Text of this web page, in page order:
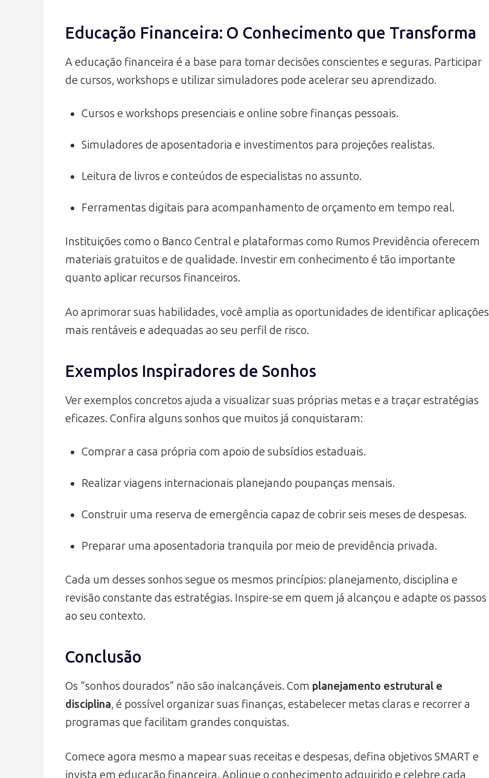
Educação Financeira: O Conhecimento que Transforma
A educação financeira é a base para tomar decisões conscientes e seguras. Participar
de cursos, workshops e utilizar simuladores pode acelerar seu aprendizado.
Cursos e workshops presenciais e online sobre finanças pessoais.
Simuladores de aposentadoria e investimentos para projeções realistas.
Leitura de livros e conteúdos de especialistas no assunto.
Ferramentas digitais para acompanhamento de orçamento em tempo real.
Instituições como o Banco Central e plataformas como Rumos Previdência oferecem
materiais gratuitos e de qualidade. Investir em conhecimento é tão importante
quanto aplicar recursos financeiros.
Ao aprimorar suas habilidades, você amplia as oportunidades de identificar aplicações
mais rentáveis e adequadas ao seu perfil de risco.
Exemplos Inspiradores de Sonhos
Ver exemplos concretos ajuda a visualizar suas próprias metas e a traçar estratégias
eficazes. Confira alguns sonhos que muitos já conquistaram:
Comprar a casa própria com apoio de subsídios estaduais.
Realizar viagens internacionais planejando poupanças mensais.
Construir uma reserva de emergência capaz de cobrir seis meses de despesas.
Preparar uma aposentadoria tranquila por meio de previdência privada.
Cada um desses sonhos segue os mesmos princípios: planejamento, disciplina e
revisão constante das estratégias. Inspire-se em quem já alcançou e adapte os passos
ao seu contexto.
Conclusão
Os “sonhos dourados” não são inalcançáveis. Com planejamento estrutural e
disciplina, é possível organizar suas finanças, estabelecer metas claras e recorrer a
programas que facilitam grandes conquistas.
Comece agora mesmo a mapear suas receitas e despesas, defina objetivos SMART e
invista em educação financeira. Aplique o conhecimento adquirido e celebre cada